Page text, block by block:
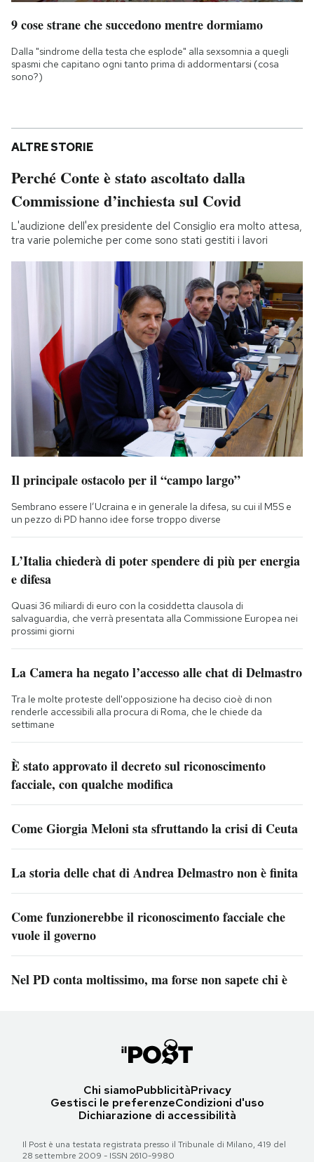
9 cose strane che succedono mentre dormiamo
Dalla "sindrome della testa che esplode" alla sexsomnia a quegli
spasmi che capitano ogni tanto prima di addormentarsi (cosa
sono?)
ALTRE STORIE
Perché Conte è stato ascoltato dalla
Commissione d’inchiesta sul Covid
L'audizione dell'ex presidente del Consiglio era molto attesa,
tra varie polemiche per come sono stati gestiti i lavori
Il principale ostacolo per il “campo largo”
Sembrano essere l’Ucraina e in generale la difesa, su cui il M5S e
un pezzo di PD hanno idee forse troppo diverse
L’Italia chiederà di poter spendere di più per energia
e difesa
Quasi 36 miliardi di euro con la cosiddetta clausola di
salvaguardia, che verrà presentata alla Commissione Europea nei
prossimi giorni
La Camera ha negato l’accesso alle chat di Delmastro
Tra le molte proteste dell'opposizione ha deciso cioè di non
renderle accessibili alla procura di Roma, che le chiede da
settimane
È stato approvato il decreto sul riconoscimento
facciale, con qualche modifica
Come Giorgia Meloni sta sfruttando la crisi di Ceuta
La storia delle chat di Andrea Delmastro non è finita
Come funzionerebbe il riconoscimento facciale che
vuole il governo
Nel PD conta moltissimo, ma forse non sapete chi è
Chi siamoPubblicitàPrivacy
Gestisci le preferenzeCondizioni d'uso
Dichiarazione di accessibilità
Il Post è una testata registrata presso il Tribunale di Milano, 419 del
28 settembre 2009 - ISSN 2610-9980